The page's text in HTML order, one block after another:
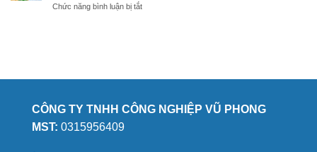
vịchất
cà
Chức năng bình luận bị tắtở
hạt
Savoury
CÔNG TY TNHH CÔNG NGHIỆP VŨ PHONG
MST: 0315956409